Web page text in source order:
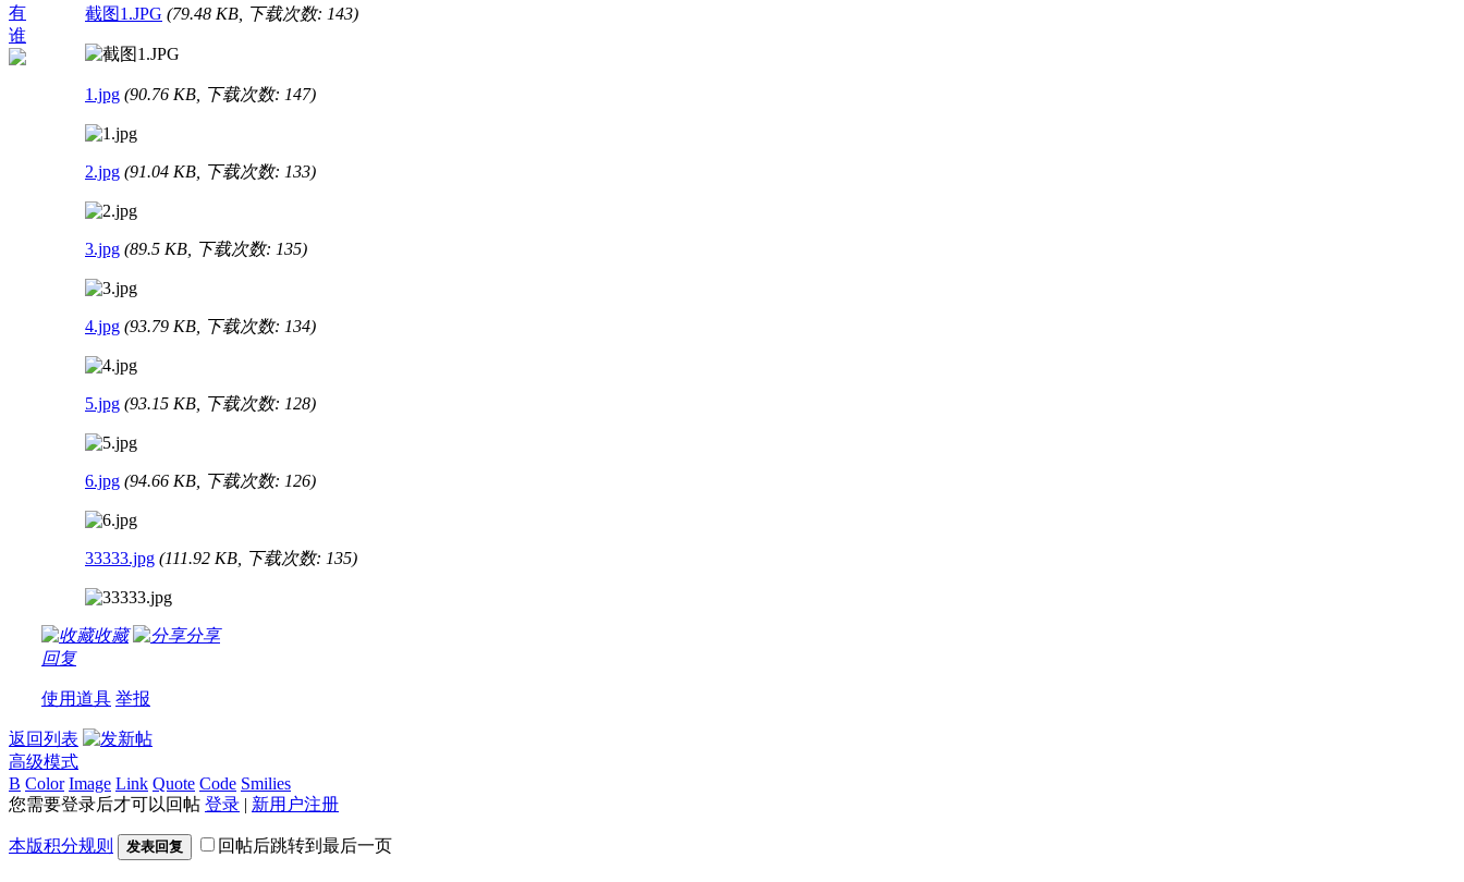
有
谁
截图1.JPG (79.48 KB, 下载次数: 143)
1.jpg (90.76 KB, 下载次数: 147)
2.jpg (91.04 KB, 下载次数: 133)
3.jpg (89.5 KB, 下载次数: 135)
4.jpg (93.79 KB, 下载次数: 134)
5.jpg (93.15 KB, 下载次数: 128)
6.jpg (94.66 KB, 下载次数: 126)
33333.jpg (111.92 KB, 下载次数: 135)
收藏
分享
回复
使用道具 举报
返回列表
高级模式
B Color Image Link Quote Code Smilies
您需要登录后才可以回帖 登录 | 新用户注册
本版积分规则 发表回复 回帖后跳转到最后一页